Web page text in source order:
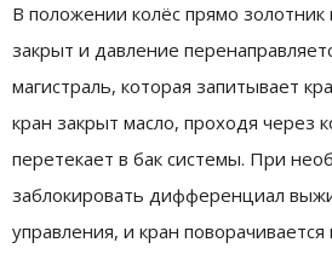
В положении колёс прямо золотник
закрыт и давление
магистраль, которая запитывает
кран закрыт масло, проходя через
перетекает в бак системы. При
заблокировать дифференциал
управления, и кран